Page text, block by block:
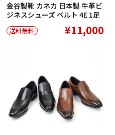
金谷製靴 カネカ 日本製 牛革ビ
ジネスシューズ ベルト 4E 1足
送料無料 ¥11,000